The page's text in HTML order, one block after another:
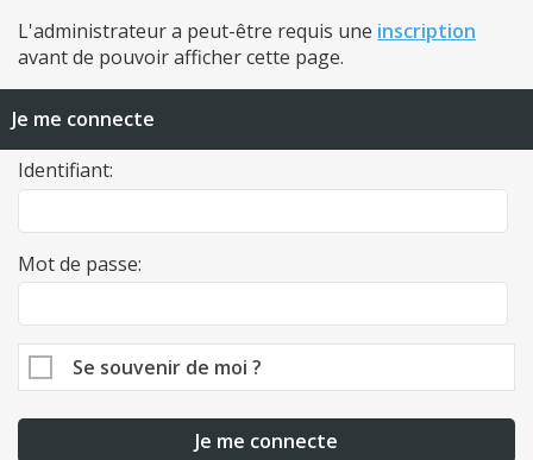
L'administrateur a peut-être requis une inscription
avant de pouvoir afficher cette page.
Je me connecte
Identifiant:
Mot de passe:
Se souvenir de moi ?
Je me connecte